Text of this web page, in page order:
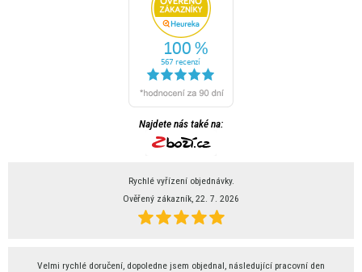
Najdete nás také na:
Rychlé vyřízení objednávky.
Ověřený zákazník, 22. 7. 2026
Velmi rychlé doručení, dopoledne jsem objednal, následující pracovní den